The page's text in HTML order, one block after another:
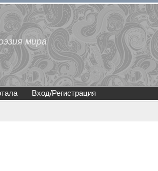
мира
Вход/Регистрация